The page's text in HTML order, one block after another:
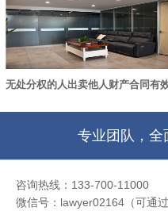
无处分权的人出卖他人财产合同有
专业团队，全
咨询热线：133-700-11000
微信号：lawyer02164（可通过